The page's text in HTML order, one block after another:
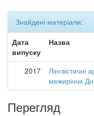
Знайдені матеріали:
Дата
випуску
Назва
2017
Лінгвістичні
межиріччя
Перегляд